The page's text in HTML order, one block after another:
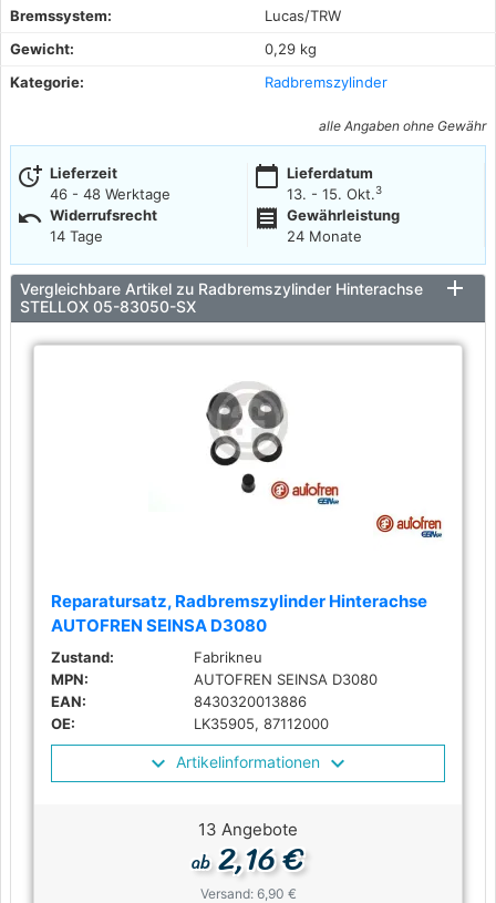
Bremssystem:
Lucas/TRW
Gewicht:
0,29 kg
Kategorie:
Radbremszylinder
alle Angaben ohne Gewähr
more_time Lieferzeit
46 - 48 Werktage
calendar_today Lieferdatum
13. - 15. Okt.3
undo Widerrufsrecht
14 Tage
receipt
Gewährleistung
24 Monate
Vergleichbare Artikel zu Radbremszylinder Hinterachse
STELLOX 05-83050-SX
Reparatursatz, Radbremszylinder Hinterachse
AUTOFREN SEINSA D3080
Zustand:
Fabrikneu
MPN:
AUTOFREN SEINSA D3080
EAN:
8430320013886
OE:
LK35905, 87112000
Artikelinformationen
13 Angebote
ab2,16 €
Versand: 6,90 €